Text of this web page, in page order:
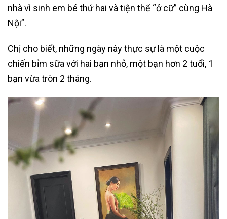
nhà vì sinh em bé thứ hai và tiện thể “ở cữ” cùng Hà
Nội”.
Chị cho biết, những ngày này thực sự là một cuộc
chiến bỉm sữa với hai bạn nhỏ, một bạn hơn 2 tuổi, 1
bạn vừa tròn 2 tháng.